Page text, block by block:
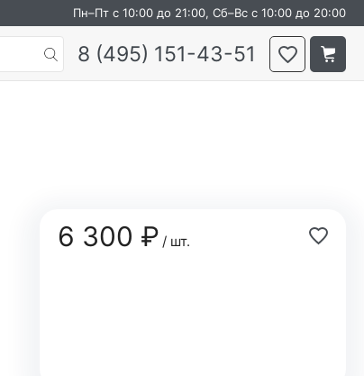
Пн–Пт с 10:00 до 21:00, Сб–Вс с 10:00 до 20:00
8 (495) 151-43-51
6 300 ₽/ шт.